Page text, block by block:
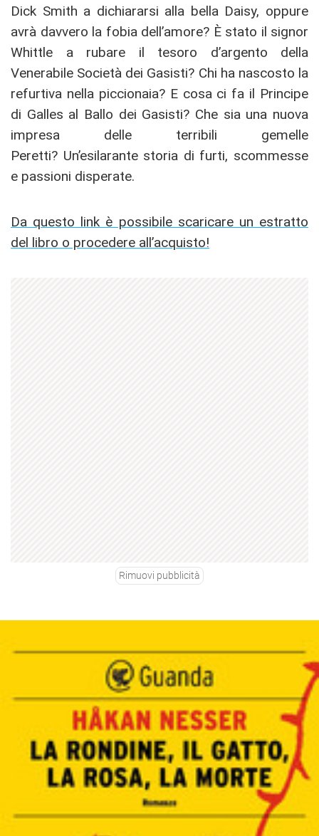
Dick Smith a dichiararsi alla bella Daisy, oppure
avrà davvero la fobia dell’amore? È stato il signor
Whittle a rubare il tesoro d’argento della
Venerabile Società dei Gasisti? Chi ha nascosto la
refurtiva nella piccionaia? E cosa ci fa il Principe
di Galles al Ballo dei Gasisti? Che sia una nuova
impresa delle terribili gemelle
Peretti? Un’esilarante storia di furti, scommesse
e passioni disperate.
Da questo link è possibile scaricare un estratto
del libro o procedere all’acquisto!
Rimuovi pubblicità